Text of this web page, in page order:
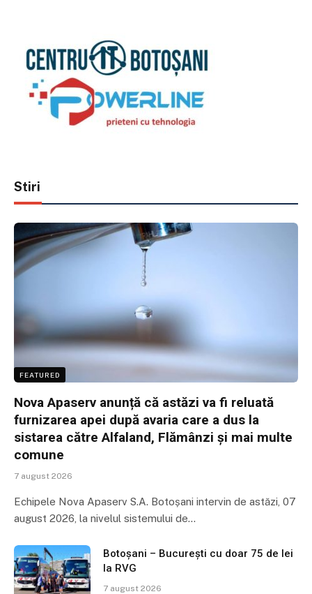
Stiri
FEATURED
Nova Apaserv anunță că astăzi va fi reluată
furnizarea apei după avaria care a dus la
sistarea către Alfaland, Flămânzi și mai multe
comune
7 august 2026
Echipele Nova Apaserv S.A. Botoșani intervin de astăzi, 07
august 2026, la nivelul sistemului de…
Botoșani – București cu doar 75 de lei
la RVG
7 august 2026